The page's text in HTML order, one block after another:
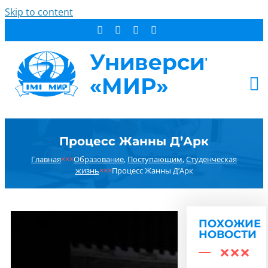
Skip to content
ДОПОБРАЗОВАНИЕ
РЕЗУЛЬТАТ ПОИСКА:
Процесс Жанны Д’Арк
Главная×××Образование, Поступающим,Студенческая
жизнь×××Процесс Жанны Д’Арк
ПОХОЖИЕ
НОВОСТИ